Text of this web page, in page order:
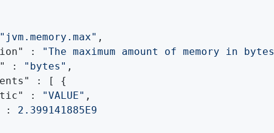
"jvm.memory.max" ,
: "The maximum amount of memory in
: "bytes" ,
: [ {
: "VALUE" ,
: 2.399141885E9